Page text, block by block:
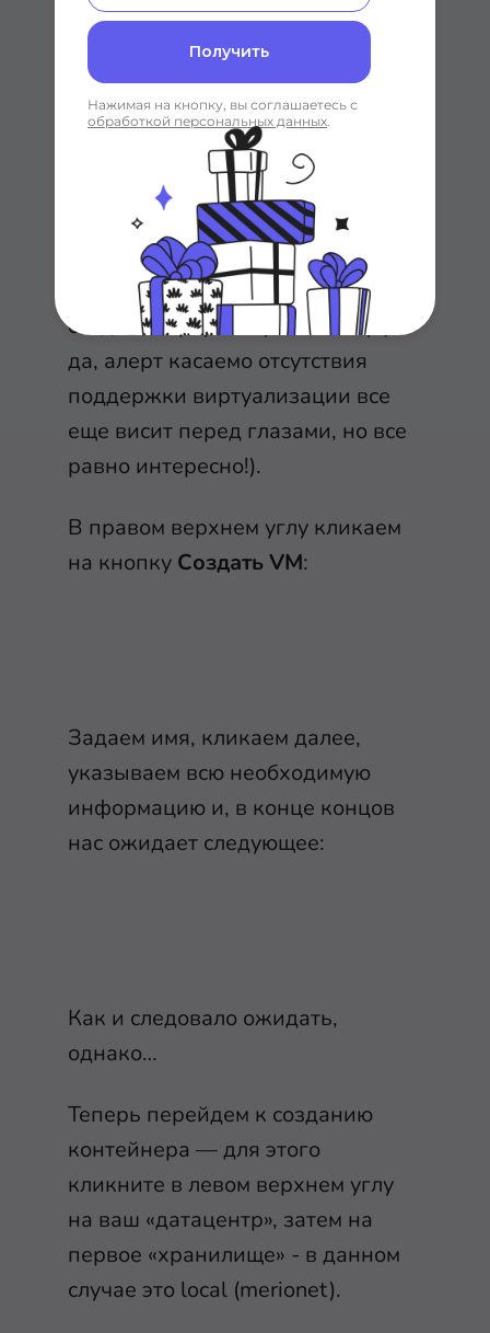
Получить
Нажимая на кнопку, вы соглашаетесь с
обработкой персональных данных.
Примеры
использования
Первым делом попробуем
создать виртуальную машину (и
да, алерт касаемо отсутствия
поддержки виртуализации все
еще висит перед глазами, но все
равно интересно!).
В правом верхнем углу кликаем
на кнопку Создать VM:
Задаем имя, кликаем далее,
указываем всю необходимую
информацию и, в конце концов
нас ожидает следующее:
Как и следовало ожидать,
однако…
Теперь перейдем к созданию
контейнера — для этого
кликните в левом верхнем углу
на ваш «датацентр», затем на
первое «хранилище» - в данном
случае это local (merionet).